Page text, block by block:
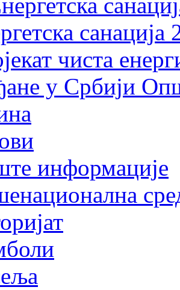
чиста
у Србији
информације